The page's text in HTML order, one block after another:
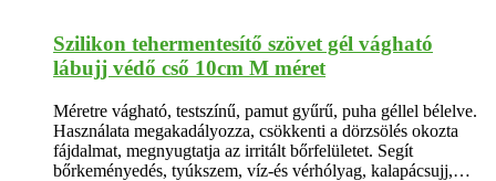
Szilikon tehermentesítő szövet gél vágható
lábujj védő cső 10cm M méret
Méretre vágható, testszínű, pamut gyűrű, puha géllel bélelve.
Használata megakadályozza, csökkenti a dörzsölés okozta
fájdalmat, megnyugtatja az irritált bőrfelületet. Segít
bőrkeményedés, tyúkszem, víz-és vérhólyag, kalapácsujj,…